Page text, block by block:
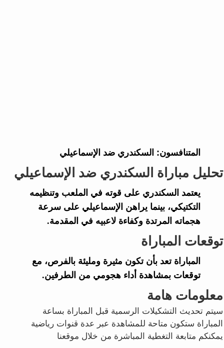
المتنافسون: السكندري ضد الإسماعيلي
تحليل مباراة السكندري ضد الإسماعيلي
يعتمد السكندري على قوته في الملعب وتنظيمه
التكتيكي، بينما يراهن الإسماعيلي على سرعة
هجماته المرتدة وكفاءة لاعبيه في المقدمة.
توقعات المباراة
المباراة تعد بأن تكون مثيرة ومليئة بالفرص، مع
توقعات بمشاهدة أداء هجومي من الطرفين.
معلومات هامة
سيتم تحديث التشكيلات الرسمية قبل المباراة بساعة
المباراة ستكون متاحة للمشاهدة عبر عدة قنوات رياضية
يمكنكم متابعة التغطية المباشرة من خلال موقعنا